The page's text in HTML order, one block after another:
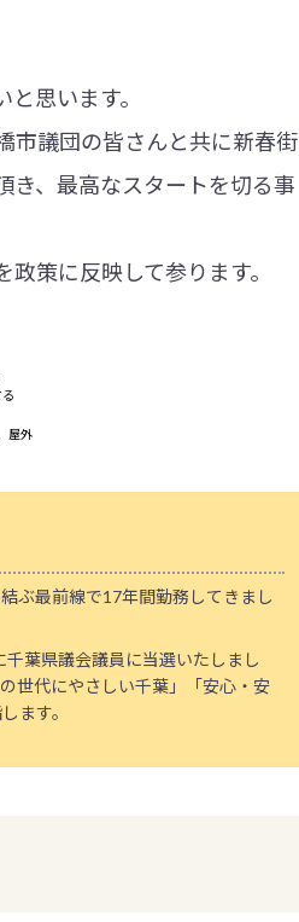
思います。
市議団の皆さんと共に新春街
き、最高なスタートを切る事
策に反映して参ります。
ぶ最前線で17年間勤務してきまし
葉県議会議員に当選いたしまし
世代にやさしい千葉」「安心・安
ます。